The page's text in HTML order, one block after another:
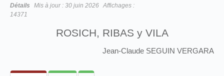
Détails Mis à jour : 30 juin 2026 Affichages :
14371
ROSICH, RIBAS y VILA
Jean-Claude SEGUIN VERGARA